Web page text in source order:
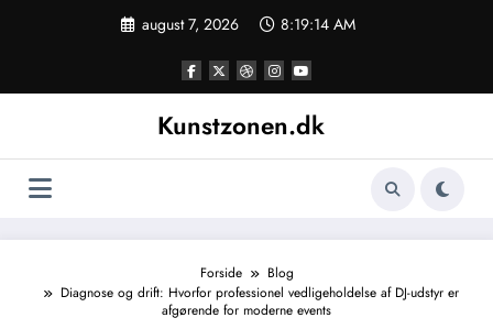
august 7, 2026 8:19:15 AM
Kunstzonen.dk
Forside
Blog
Diagnose og drift: Hvorfor professionel vedligeholdelse af DJ-udstyr er
afgørende for moderne events